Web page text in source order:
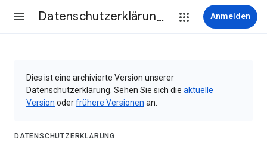
Datenschutzerklärung & Nutzungsbedingungen Anmelden
Dies ist eine archivierte Version unserer
Datenschutzerklärung. Sehen Sie sich die aktuelle
Version oderfrühere Versionen an.
DATENSCHUTZERKLÄRUNG